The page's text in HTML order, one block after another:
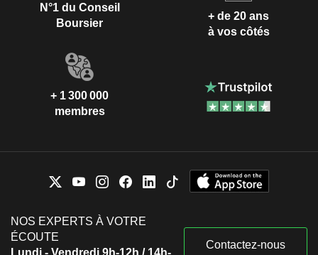
N°1 du Conseil
Boursier
+ de 20 ans
à vos côtés
+ 1 300 000
membres
NOS EXPERTS À VOTRE
ÉCOUTE
Lundi - Vendredi 9h-12h / 14h-
Contactez-nous